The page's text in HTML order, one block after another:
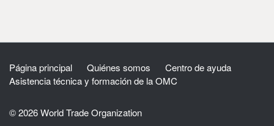
Página principal Quiénes somos
Centro de ayuda
Asistencia técnica y formación de la OMC
© 2026 World Trade Organization